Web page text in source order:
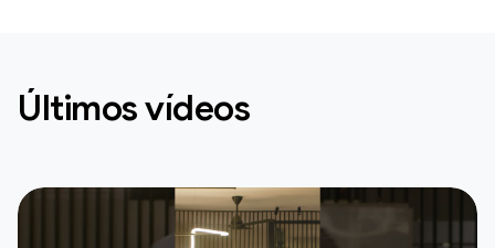
Últimos vídeos